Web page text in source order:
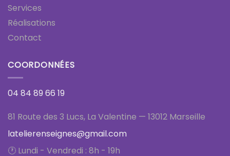
Services
Réalisations
Contact
COORDONNÉES
04 84 89 66 19
81 Route des 3 Lucs, La Valentine — 13012 Marseille
latelierenseignes@gmail.com
🕐 Lundi - Vendredi : 8h - 19h